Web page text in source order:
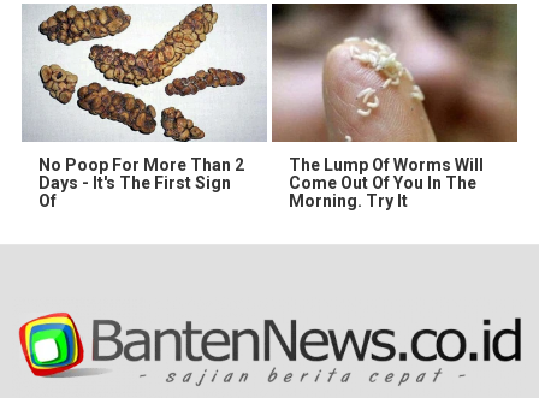
No Poop For More Than 2
Days - It's The First Sign
Of
The Lump Of Worms Will
Come Out Of You In The
Morning. Try It